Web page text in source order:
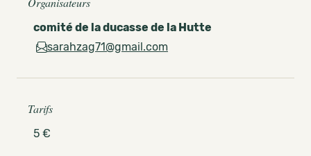
comité de la ducasse de la Hutte
sarahzag71@gmail.com
Tarifs
5 €